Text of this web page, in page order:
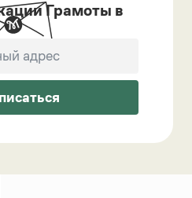
Грамоты в